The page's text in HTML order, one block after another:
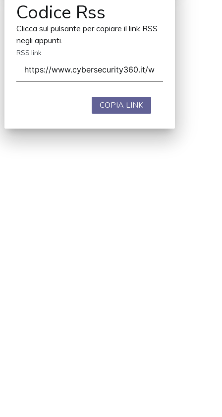
Codice Rss
Clicca sul pulsante per copiare il link RSS
negli appunti.
RSS link
COPIA LINK